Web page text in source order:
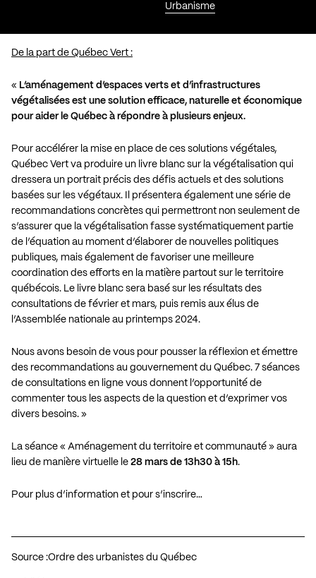
Urbanisme
De la part de Québec Vert :
« L’aménagement d’espaces verts et d’infrastructures
végétalisées est une solution efficace, naturelle et économique
pour aider le Québec à répondre à plusieurs enjeux.
Pour accélérer la mise en place de ces solutions végétales,
Québec Vert va produire un livre blanc sur la végétalisation qui
dressera un portrait précis des défis actuels et des solutions
basées sur les végétaux. Il présentera également une série de
recommandations concrètes qui permettront non seulement de
s’assurer que la végétalisation fasse systématiquement partie
de l’équation au moment d’élaborer de nouvelles politiques
publiques, mais également de favoriser une meilleure
coordination des efforts en la matière partout sur le territoire
québécois. Le livre blanc sera basé sur les résultats des
consultations de février et mars, puis remis aux élus de
l’Assemblée nationale au printemps 2024.
Nous avons besoin de vous pour pousser la réflexion et émettre
des recommandations au gouvernement du Québec. 7 séances
de consultations en ligne vous donnent l’opportunité de
commenter tous les aspects de la question et d’exprimer vos
divers besoins. »
La séance « Aménagement du territoire et communauté » aura
lieu de manière virtuelle le 28 mars de 13h30 à 15h.
Pour plus d’information et pour s’inscrire…
Source :Ordre des urbanistes du Québec